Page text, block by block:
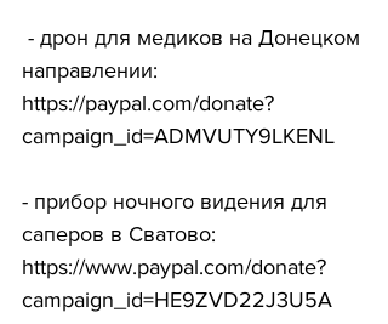
направлении:
https://paypal.com/donate?
campaign_id=ADMVUTY9LKENL
- прибор ночного видения для
саперов в Сватово:
https://www.paypal.com/donate?
campaign_id=HE9ZVD22J3U5A